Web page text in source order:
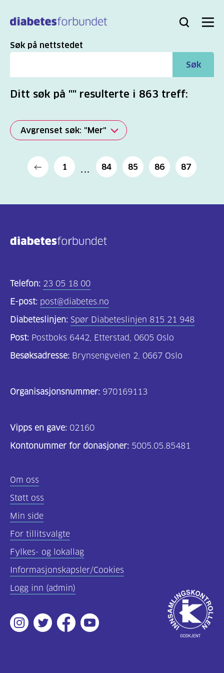
hovedinnhold
Bli
Logg
Søk Meny
Søk
Søk på nettstedet
Søk
Ditt søk på "" resulterte i 863 treff:
Avgrenset søk: "Mer"
Alle
(2817)
(863)
og
Tilbud
(591)
(316)
helsepersonell
(169)
innhold
(68)
Diabetes
type
1
(56)
Diabetes
2
1 84 85 86 87
Telefon: 23 05 18 00
E-post: post@diabetes.no
Diabeteslinjen: Spør Diabeteslinjen 815 21 948
Post: Postboks 6442, Etterstad, 0605 Oslo
Besøksadresse: Brynsengveien 2, 0667 Oslo
Organisasjonsnummer: 970169113
Vipps en gave: 02160
Kontonummer for donasjoner: 5005.05.85481
Om oss
Støtt oss
Min side
For tillitsvalgte
Fylkes- og lokallag
Informasjonskapsler/Cookies
Logg inn (admin)
Instagram
TwitterFacebookYoutube
Godkjent
av